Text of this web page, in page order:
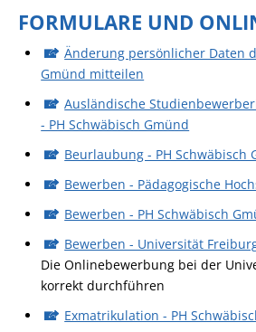
FORMULARE UND
Änderung persönlicher Daten
Gmünd mitteilen
Ausländische
- PH Schwäbisch Gmünd
Beurlaubung - PH Schwäbisch
Bewerben - Pädagogische
Bewerben - PH Schwäbisch
Bewerben - Universität
Die Onlinebewerbung bei der
korrekt durchführen
Exmatrikulation - PH